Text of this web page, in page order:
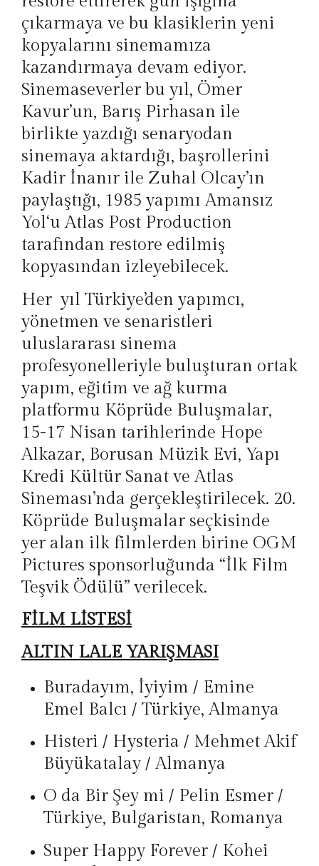
çıkarmaya ve bu klasiklerin yeni
kopyalarını sinemamıza
kazandırmaya devam ediyor.
Sinemaseverler bu yıl, Ömer
Kavur’un, Barış Pirhasan ile
birlikte yazdığı senaryodan
sinemaya aktardığı, başrollerini
Kadir İnanır ile Zuhal Olcay’ın
paylaştığı, 1985 yapımıAmansız
Yol‘u Atlas Post Production
tarafından restore edilmiş
kopyasından izleyebilecek.
Her yıl Türkiye’den yapımcı,
yönetmen ve senaristleri
uluslararası sinema
profesyonelleriyle buluşturan ortak
yapım, eğitim ve ağ kurma
platformu Köprüde Buluşmalar,
15-17 Nisan tarihlerinde Hope
Alkazar, Borusan Müzik Evi, Yapı
Kredi Kültür Sanat ve Atlas
Sineması’nda gerçekleştirilecek. 20.
Köprüde Buluşmalar seçkisinde
yer alan ilk filmlerden birine OGM
Pictures sponsorluğunda “İlk Film
Teşvik Ödülü” verilecek.
FİLM LİSTESİ
ALTIN LALE YARIŞMASI
Buradayım, İyiyim / Emine
Emel Balcı / Türkiye, Almanya
Histeri / Hysteria / Mehmet Akif
Büyükatalay / Almanya
O da Bir Şey mi / Pelin Esmer /
Türkiye, Bulgaristan, Romanya
Super Happy Forever / Kohei